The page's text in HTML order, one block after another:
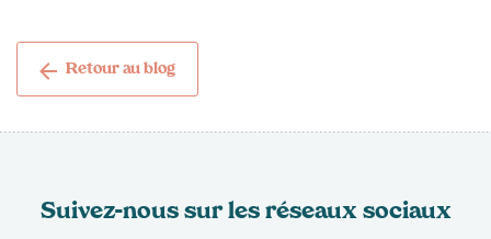
Retour au blog
Suivez-nous sur les réseaux sociaux